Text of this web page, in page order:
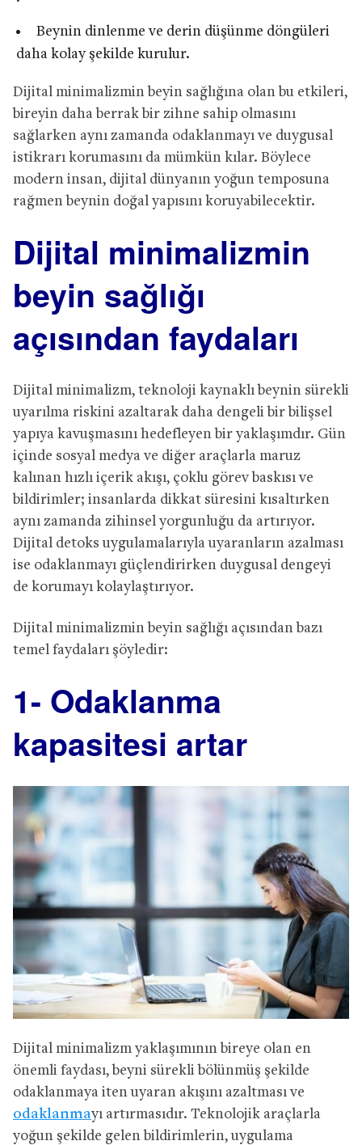
Beynin dinlenme ve derin düşünme döngüleri
daha kolay şekilde kurulur.
Dijital minimalizmin beyin sağlığına olan bu etkileri,
bireyin daha berrak bir zihne sahip olmasını
sağlarken aynı zamanda odaklanmayı ve duygusal
istikrarı korumasını da mümkün kılar. Böylece
modern insan, dijital dünyanın yoğun temposuna
rağmen beynin doğal yapısını koruyabilecektir.
Dijital minimalizmin
beyin sağlığı
açısından faydaları
Dijital minimalizm, teknoloji kaynaklı beynin sürekli
uyarılma riskini azaltarak daha dengeli bir bilişsel
yapıya kavuşmasını hedefleyen bir yaklaşımdır. Gün
içinde sosyal medya ve diğer araçlarla maruz
kalınan hızlı içerik akışı, çoklu görev baskısı ve
bildirimler; insanlarda dikkat süresini kısaltırken
aynı zamanda zihinsel yorgunluğu da artırıyor.
Dijital detoks uygulamalarıyla uyaranların azalması
ise odaklanmayı güçlendirirken duygusal dengeyi
de korumayı kolaylaştırıyor.
Dijital minimalizmin beyin sağlığı açısından bazı
temel faydaları şöyledir:
1- Odaklanma
kapasitesi artar
Dijital minimalizm yaklaşımının bireye olan en
önemli faydası, beyni sürekli bölünmüş şekilde
odaklanmaya iten uyaran akışını azaltması ve
odaklanmayı artırmasıdır. Teknolojik araçlarla
yoğun şekilde gelen bildirimlerin, uygulama